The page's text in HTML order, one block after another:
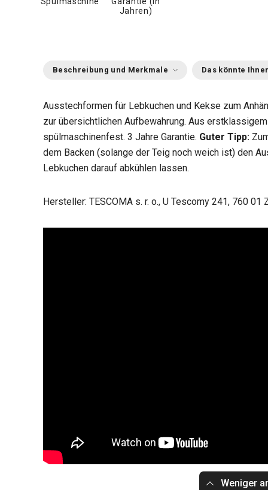
Jahren)
Beschreibung und Merkmale Das könnte
Ausstechformen für Lebkuchen und Kekse zum
zur übersichtlichen Aufbewahrung. Aus
spülmaschinenfest. 3 Jahre Garantie. Guter Tipp:
dem Backen (solange der Teig noch weich ist) den
Lebkuchen darauf abkühlen lassen.
Hersteller: TESCOMA s. r. o., U Tescomy 241, 760 01
Weniger